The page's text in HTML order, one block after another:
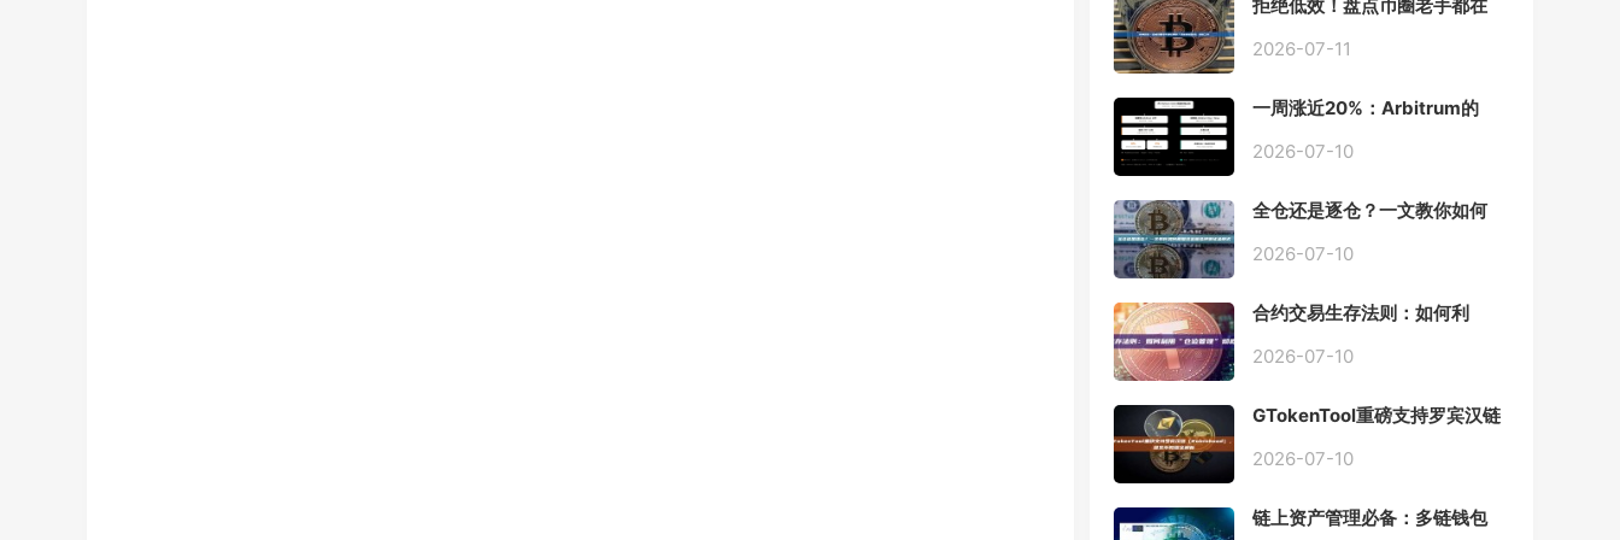
拒绝低效！盘点币圈老手都在
具
2026-07-11
一周涨近20%：Arbitrum的
Chain一夜盘活
2026-07-10
全仓还是逐仓？一文教你如何
2026-07-10
合约交易生存法则：如何利
2026-07-10
GTokenTool重磅支持罗宾汉链
程全解析
2026-07-10
链上资产管理必备：多链钱包